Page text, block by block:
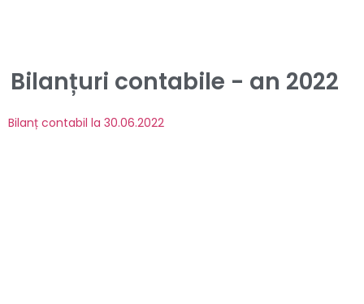
Bilanțuri contabile - an 2022
Bilanț contabil la 30.06.2022